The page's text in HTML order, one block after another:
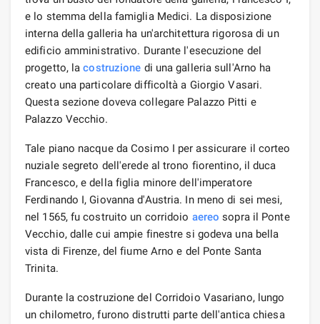
e lo stemma della famiglia Medici. La disposizione
interna della galleria ha un'architettura rigorosa di un
edificio amministrativo. Durante l'esecuzione del
progetto, lacostruzione di una galleria sull'Arno ha
creato una particolare difficoltà a Giorgio Vasari.
Questa sezione doveva collegare Palazzo Pitti e
Palazzo Vecchio.
Tale piano nacque da Cosimo I per assicurare il corteo
nuziale segreto dell'erede al trono fiorentino, il duca
Francesco, e della figlia minore dell'imperatore
Ferdinando I, Giovanna d'Austria. In meno di sei mesi,
nel 1565, fu costruito un corridoio aereo sopra il Ponte
Vecchio, dalle cui ampie finestre si godeva una bella
vista di Firenze, del fiume Arno e del Ponte Santa
Trinita.
Durante la costruzione del Corridoio Vasariano, lungo
un chilometro, furono distrutti parte dell'antica chiesa